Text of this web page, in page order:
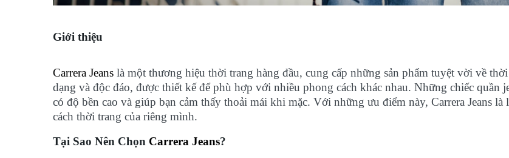
Giới thiệu
Carrera Jeans là một thương hiệu thời trang hàng đầu, cung cấp những sản phẩm tuyệt vời về
dạng và độc đáo, được thiết kế để phù hợp với nhiều phong cách khác nhau. Những chiếc quần
có độ bền cao và giúp bạn cảm thấy thoải mái khi mặc. Với những ưu điểm này, Carrera Jeans
cách thời trang của riêng mình.
Tại Sao Nên Chọn Carrera Jeans?